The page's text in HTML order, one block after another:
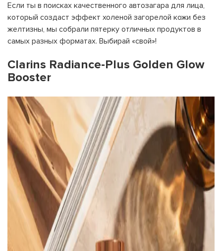
Если ты в поисках качественного автозагара для лица,
который создаст эффект холеной загорелой кожи без
желтизны, мы собрали пятерку отличных продуктов в
самых разных форматах. Выбирай «свой»!
Clarins Radiance-Plus Golden Glow
Booster